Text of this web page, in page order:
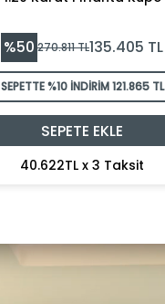
%50 270.811TL135.405 TL
SEPETTE %10 İNDİRİM121.865 TL
SEPETE EKLE
40.622TL x 3 Taksit